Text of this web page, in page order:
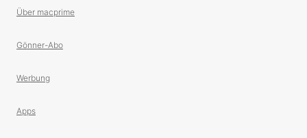
Über macprime
Gönner-Abo
Werbung
Apps